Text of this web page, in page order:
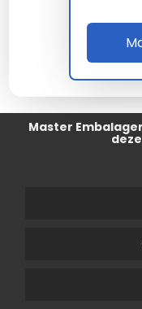
Master